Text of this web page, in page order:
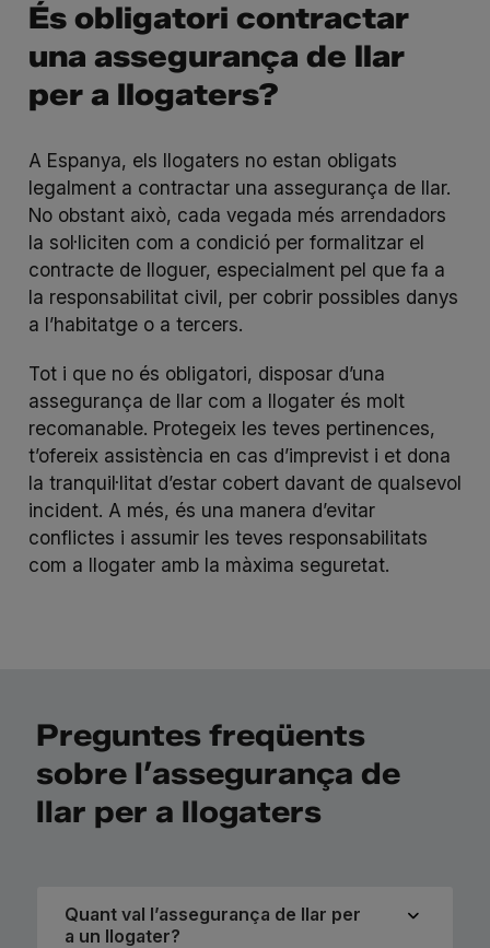
És obligatori contractar
una assegurança de llar
per a llogaters?
A Espanya, els llogaters no estan obligats
legalment a contractar una assegurança de llar.
No obstant això, cada vegada més arrendadors
la sol·liciten com a condició per formalitzar el
contracte de lloguer, especialment pel que fa a
la responsabilitat civil, per cobrir possibles danys
a l’habitatge o a tercers.
Tot i que no és obligatori, disposar d’una
assegurança de llar com a llogater és molt
recomanable. Protegeix les teves pertinences,
t’ofereix assistència en cas d’imprevist i et dona
la tranquil·litat d’estar cobert davant de qualsevol
incident. A més, és una manera d’evitar
conflictes i assumir les teves responsabilitats
com a llogater amb la màxima seguretat.
Preguntes freqüents
sobre l’assegurança de
llar per a llogaters
Quant val l’assegurança de llar per
a un llogater?